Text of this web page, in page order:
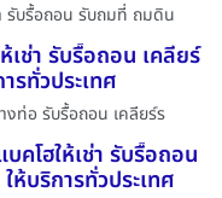
รับรื้อถอน รับถมที่ ถมดิน
เช่า รับรื้อถอน เคลียร์
ทั่วประเทศ
งท่อ รับรื้อถอน เคลียร์ร
คโฮให้เช่า รับรื้อถอน
บริการทั่วประเทศ